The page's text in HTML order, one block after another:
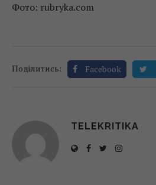
Фото: rubryka.com
Поділитись: Facebook
TELEKRITIKA